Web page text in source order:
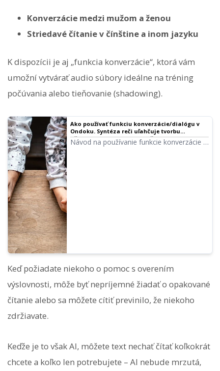
Konverzácie medzi mužom a ženou
Striedavé čítanie v čínštine a inom jazyku
K dispozícii je aj „funkcia konverzácie“, ktorá vám
umožní vytvárať audio súbory ideálne na tréning
počúvania alebo tieňovanie (shadowing).
Ako používať funkciu konverzácie/dialógu v
Ondoku. Syntéza reči uľahčuje tvorbu
učebných materiálov na počúvanie a dlhých
textov! | Softvér na čítanie textu Ondoku
Návod na používanie funkcie konverzácie v
Keď požiadate niekoho o pomoc s overením
výslovnosti, môže byť nepríjemné žiadať o opakované
čítanie alebo sa môžete cítiť previnilo, že niekoho
zdržiavate.
Keďže je to však AI, môžete text nechať čítať koľkokrát
chcete a koľko len potrebujete – AI nebude mrzutá,